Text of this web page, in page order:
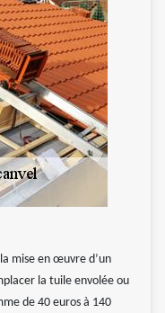
mise en œuvre d’un
la tuile envolée ou
de 40 euros à 140